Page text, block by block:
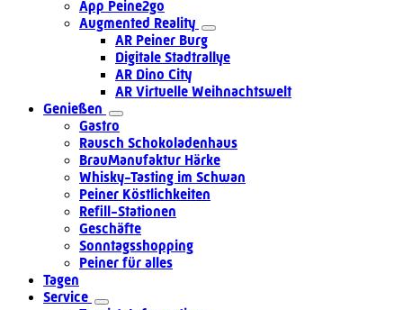
App Peine2go
Augmented Reality
AR Peiner Burg
Digitale Stadtrallye
AR Dino City
AR Virtuelle Weihnachtswelt
Genießen
Gastro
Rausch Schokoladenhaus
BrauManufaktur Härke
Whisky-Tasting im Schwan
Peiner Köstlichkeiten
Refill-Stationen
Geschäfte
Sonntagsshopping
Peiner für alles
Tagen
Service